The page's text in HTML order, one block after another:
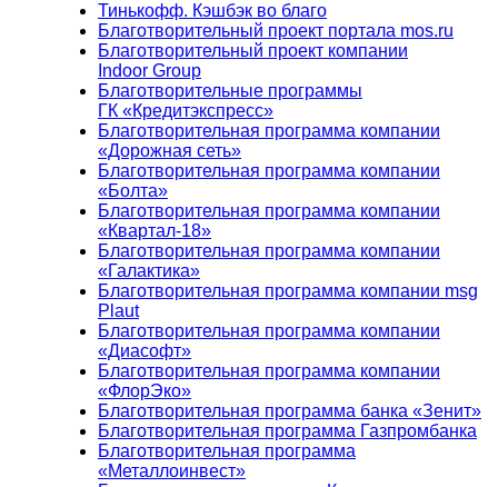
Тинькофф. Кэшбэк во благо
Благотворительный проект портала mos.ru
Благотворительный проект компании
Indoor Group
Благотворительные программы
ГК «Кредитэкспресс»
Благотворительная программа компании
«Дорожная сеть»
Благотворительная программа компании
«Болта»
Благотворительная программа компании
«Квартал-18»
Благотворительная программа компании
«Галактика»
Благотворительная программа компании msg
Plaut
Благотворительная программа компании
«Диасофт»
Благотворительная программа компании
«ФлорЭко»
Благотворительная программа банка «Зенит»
Благотворительная программа Газпромбанка
Благотворительная программа
«Металлоинвест»